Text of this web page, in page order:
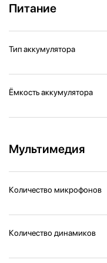
Питание
Тип аккумулятора
Ёмкость аккумулятора
Мультимедия
Количество микрофонов
Количество динамиков